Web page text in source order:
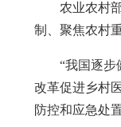
农业农村
制、聚焦农村
“我国逐步
改革促进乡村
防控和应急处